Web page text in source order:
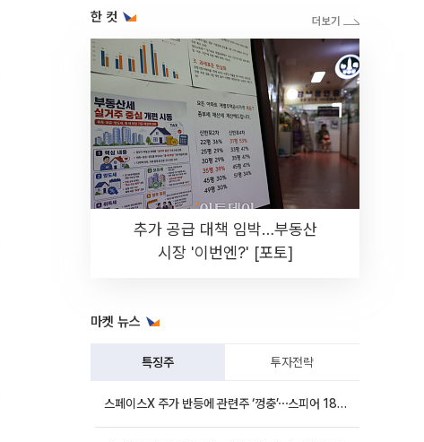
한 컷
추가 공급 대책 임박…부동산
시장 '이번엔?' [포토]
마켓 뉴스
특징주 투자전략
스페이스X 주가 반등에 관련주 ‘껑충’⋯스피어 18%ㆍ에이치브이엠 12%↑